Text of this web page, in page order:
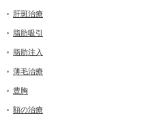
肝斑治療
脂肪吸引
脂肪注入
薄毛治療
豊胸
額の治療